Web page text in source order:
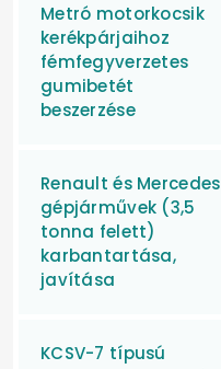
Metró motorkocsik
kerékpárjaihoz
fémfegyverzetes
gumibetét
beszerzése
Renault és Mercedes
gépjárművek (3,5
tonna felett)
karbantartása,
javítása
KCSV-7 típusú